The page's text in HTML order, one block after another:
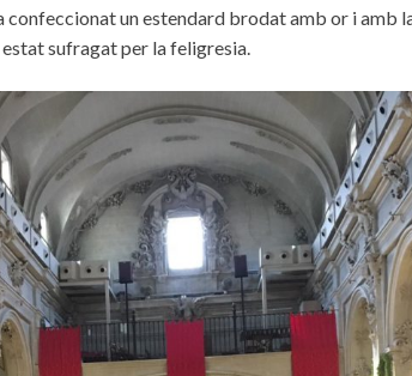
confeccionat un estendard brodat amb or i amb
sufragat per la feligresia.